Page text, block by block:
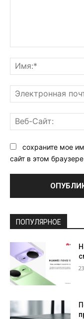
сохраните мое
сайт в этом
ПОПУЛЯРНОЕ